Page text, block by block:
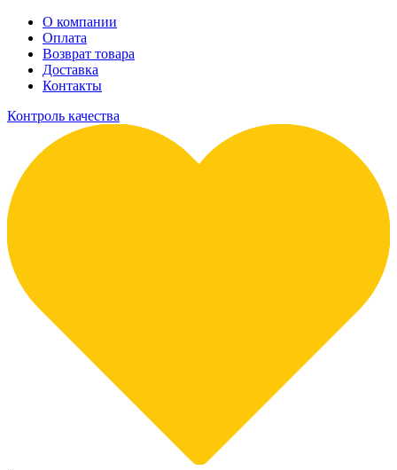
О компании
Оплата
Возврат товара
Доставка
Контакты
Контроль качества